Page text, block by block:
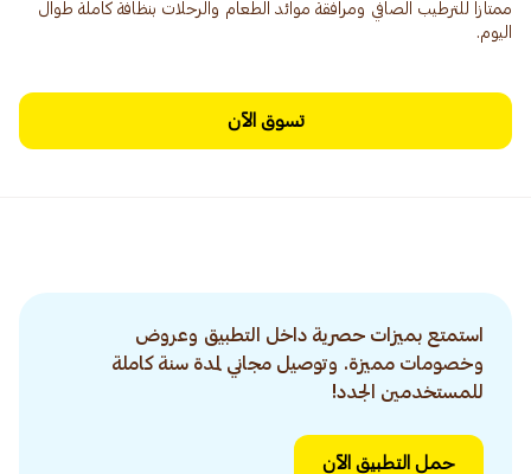
ممتازاً للترطيب الصافي ومرافقة موائد الطعام والرحلات بنظافة كاملة طوال
اليوم.
تسوق الآن
استمتع بميزات حصرية داخل التطبيق وعروض
وخصومات مميزة. وتوصيل مجاني لمدة سنة كاملة
للمستخدمين الجدد!
حمل التطبيق الآن